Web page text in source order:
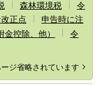
森林環境税
令
正点
申告時に注
控除、他）
令
ジ省略されています